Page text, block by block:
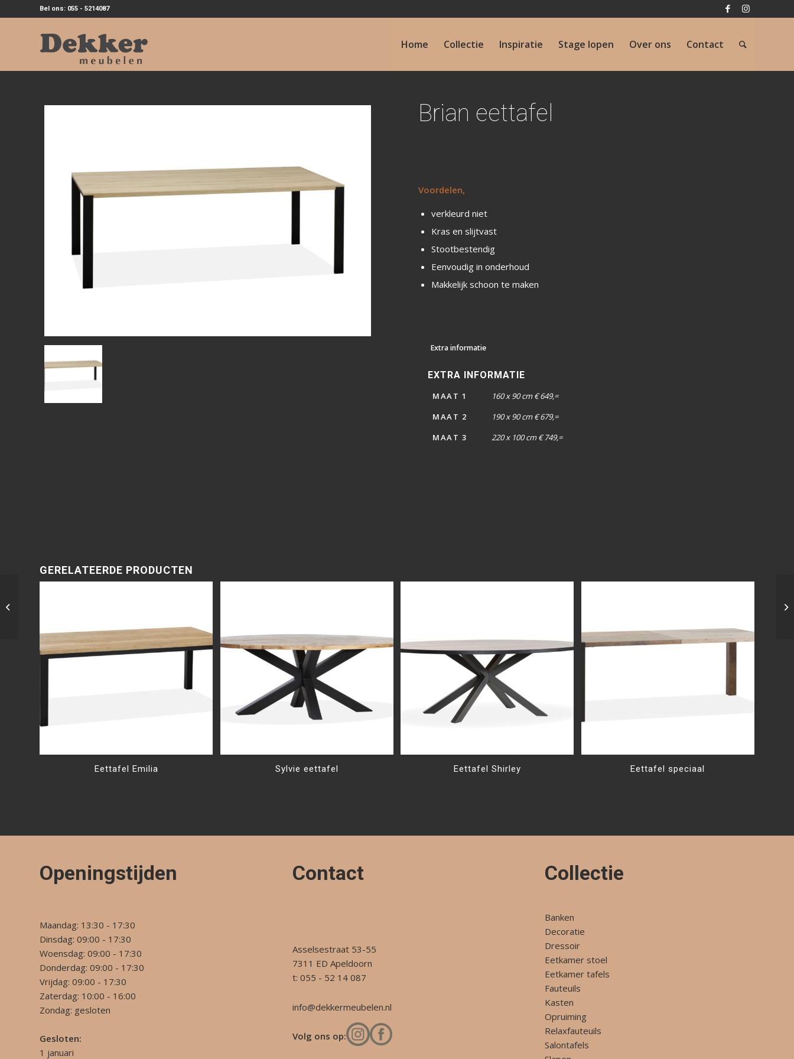
Bel ons: 055 - 5214087
Home Collectie Inspiratie Stage lopen Over ons Contact
Brian eettafel
Voordelen,
verkleurd niet
Kras en slijtvast
Stootbestendig
Eenvoudig in onderhoud
Makkelijk schoon te maken
Extra informatie
EXTRA INFORMATIE
MAAT 1
160 x 90 cm € 649,=
MAAT 2
190 x 90 cm € 679,=
MAAT 3
220 x 100 cm € 749,=
GERELATEERDE PRODUCTEN
Eettafel Emilia Sylvie eettafel Eettafel Shirley Eettafel speciaal
Openingstijden
Maandag: 13:30 - 17:30
Dinsdag: 09:00 - 17:30
Woensdag: 09:00 - 17:30
Donderdag: 09:00 - 17:30
Vrijdag: 09:00 - 17:30
Zaterdag: 10:00 - 16:00
Zondag: gesloten
Gesloten:
1 januari
Contact
Asselsestraat 53-55
7311 ED Apeldoorn
t: 055 - 52 14 087
info@dekkermeubelen.nl
Volg ons op:
Collectie
Banken
Decoratie
Dressoir
Eetkamer stoel
Eetkamer tafels
Fauteuils
Kasten
Opruiming
Relaxfauteuils
Salontafels